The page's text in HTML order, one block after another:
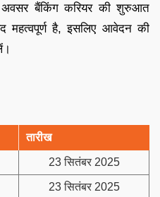
बैंकिंग करियर की शुरुआत
महत्वपूर्ण है, इसलिए आवेदन की
तारीख
23 सितंबर 2025
23 सितंबर 2025